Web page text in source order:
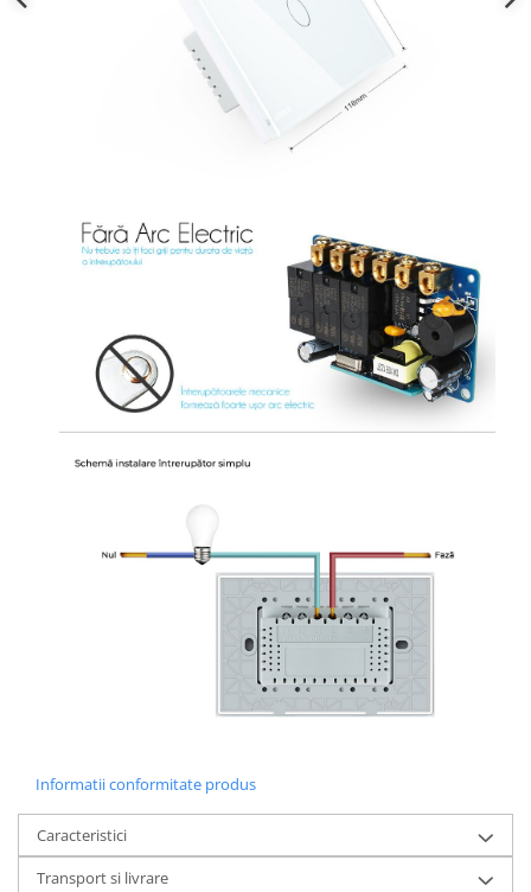
Informatii conformitate produs
Caracteristici
Transport si livrare